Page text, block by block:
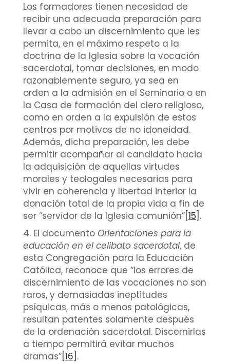
Los formadores tienen necesidad de
recibir una adecuada preparación para
llevar a cabo un discernimiento que les
permita, en el máximo respeto a la
doctrina de la Iglesia sobre la vocación
sacerdotal, tomar decisiones, en modo
razonablemente seguro, ya sea en
orden a la admisión en el Seminario o en
la Casa de formación del clero religioso,
como en orden a la expulsión de estos
centros por motivos de no idoneidad.
Además, dicha preparación, les debe
permitir acompañar al candidato hacia
la adquisición de aquellas virtudes
morales y teologales necesarias para
vivir en coherencia y libertad interior la
donación total de la propia vida a fin de
ser “servidor de la Iglesia comunión” [15] .
4. El documento Orientaciones para la
educación en el celibato sacerdotal, de
esta Congregación para la Educación
Católica, reconoce que “los errores de
discernimiento de las vocaciones no son
raros, y demasiadas ineptitudes
psíquicas, más o menos patológicas,
resultan patentes solamente después
de la ordenación sacerdotal. Discernirlas
a tiempo permitirá evitar muchos
dramas” [16] .